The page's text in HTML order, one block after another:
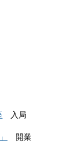
入局
開業